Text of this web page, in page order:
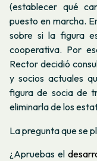
(establecer qué
puesto en marcha.
sobre si la figura
cooperativa. Por
Rector decidió
y socios actuales
figura de socia de
eliminarla de los
La pregunta que se
¿Apruebas el